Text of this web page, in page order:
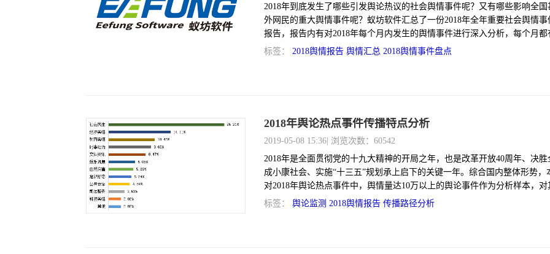
2018年到底发生了哪些引发舆论热议的社会舆情事件呢？又有哪些影响全国
外网民的重大舆情事件呢？蚁坊软件汇总了一份2018年全年重要社会舆情事
报告，报告内有对2018年每个月内发生的舆情事件进行深入分析，每个月都
相对应的月度分析报告，供各位参考。
标签： 2018舆情报告 舆情汇总 2018舆情事件盘点
2018年舆论热点事件传播特点分析
2019-05-08 15:36| 浏览次数：60542
2018年是全面贯彻党的十九大精神的开局之年，也是改革开放40周年、决胜
成小康社会、实施“十三五”规划承上启下的关键一年。综合国内整体形势，
对2018年舆论热点事件中，舆情量达10万以上的舆论事件作为分析样本，对
涉及话题、舆情热度、涉事主体、涉事地域、舆情源头、行业领域、舆情周
标签： 舆论监测 2018舆情报告 传播路径分析